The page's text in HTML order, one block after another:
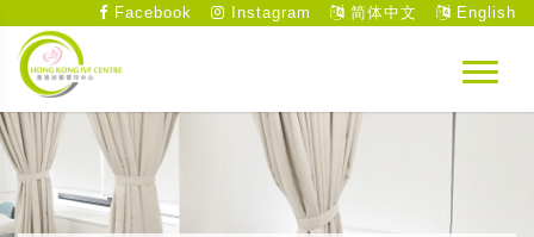
Facebook Instagram 简体中文 English